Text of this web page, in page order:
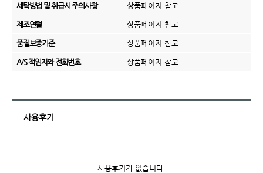
세탁방법 및 취급시 주의사항 상품페이지 참고
제조연월 상품페이지 참고
품질보증기준 상품페이지 참고
A/S 책임자와 전화번호 상품페이지 참고
사용후기
사용후기가 없습니다.